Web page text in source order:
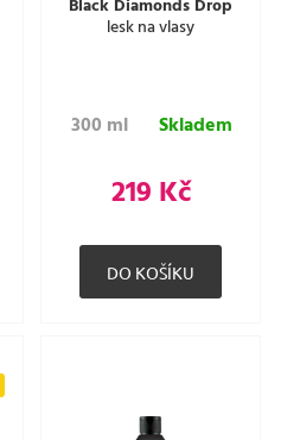
Black Diamonds Drop
lesk na vlasy
300 ml Skladem
219 Kč